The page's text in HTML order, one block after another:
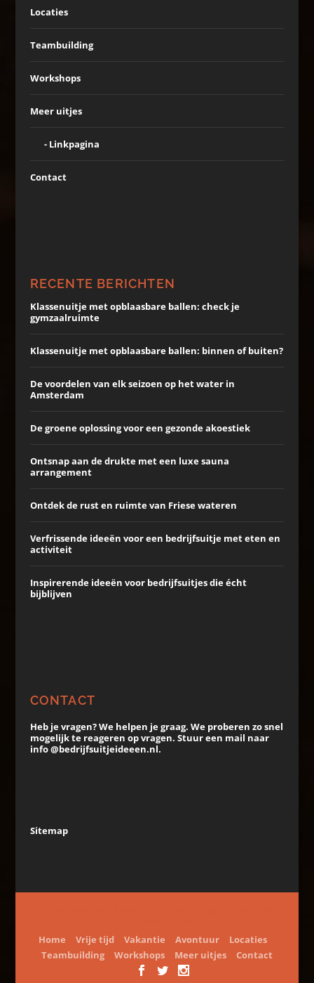
Locaties
Teambuilding
Workshops
Meer uitjes
Linkpagina
Contact
RECENTE BERICHTEN
Klassenuitje met opblaasbare ballen: check je
gymzaalruimte
Klassenuitje met opblaasbare ballen: binnen of buiten?
De voordelen van elk seizoen op het water in
Amsterdam
De groene oplossing voor een gezonde akoestiek
Ontsnap aan de drukte met een luxe sauna
arrangement
Ontdek de rust en ruimte van Friese wateren
Verfrissende ideeën voor een bedrijfsuitje met eten en
activiteit
Inspirerende ideeën voor bedrijfsuitjes die écht
bijblijven
CONTACT
Heb je vragen? We helpen je graag. We proberen zo snel
mogelijk te reageren op vragen. Stuur een mail naar
info @bedrijfsuitjeideeen.nl.
Sitemap
Home
Vrije tijd Vakantie Avontuur
Locaties
Teambuilding
Workshops Meer uitjes Contact